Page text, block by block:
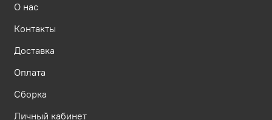
О нас
Контакты
Доставка
Оплата
Сборка
Личный кабинет